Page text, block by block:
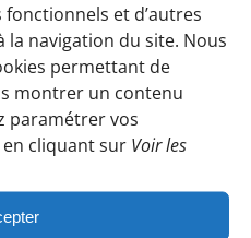
et d’autres
la navigation du site. Nous
permettant de
montrer un contenu
paramétrer vos
cliquant sur Voir les